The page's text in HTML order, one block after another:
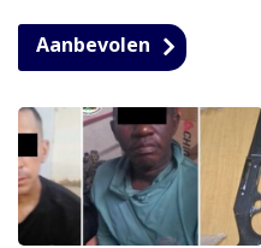
Aanbevolen